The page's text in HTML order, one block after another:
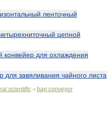
ленточный
цепной
конвейер для охлаждения
для завяливания чайного листа
scientific > bag conveyor